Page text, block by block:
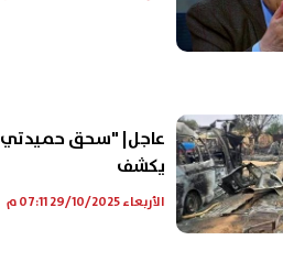
عاجل| "سحق حميدتي
يكشف
الأربعاء 29/10/2025 07:11 م